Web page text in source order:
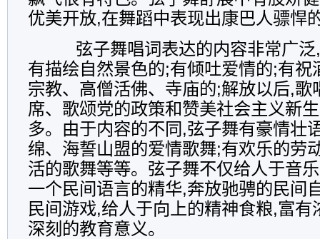
优美开放,在舞蹈中表现出康巴人骠悍
弦子舞唱词表达的内容非常广泛
有描绘自然景色的;有倾吐爱情的;有祝
宗教、高僧活佛、寺庙的;解放以后,歌
席、歌颂党的政策和赞美社会主义新
多。由于内容的不同,弦子舞有豪情壮
绵、海誓山盟的爱情歌舞;有欢乐的劳
活的歌舞等等。弦子舞不仅给人于音
一个民间语言的精华,奔放驰骋的民间
民间游戏,给人于向上的精神食粮,富有
深刻的教育意义。